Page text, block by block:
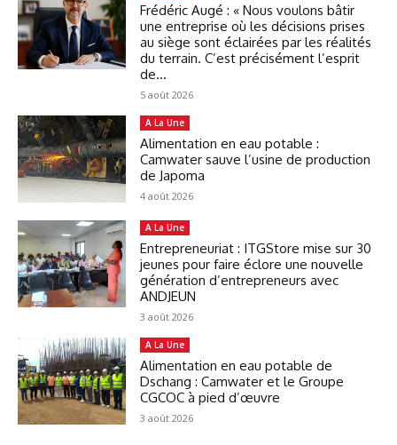
Frédéric Augé : « Nous voulons bâtir
une entreprise où les décisions prises
au siège sont éclairées par les réalités
du terrain. C’est précisément l’esprit
de...
5 août 2026
A La Une
Alimentation en eau potable :
Camwater sauve l’usine de production
de Japoma
4 août 2026
A La Une
Entrepreneuriat : ITGStore mise sur 30
jeunes pour faire éclore une nouvelle
génération d’entrepreneurs avec
ANDJEUN
3 août 2026
A La Une
Alimentation en eau potable de
Dschang : Camwater et le Groupe
CGCOC à pied d’œuvre
3 août 2026